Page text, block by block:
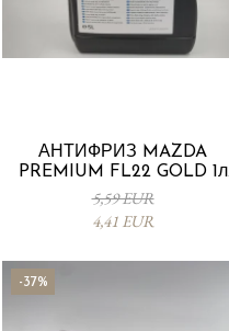
АНТИФРИЗ MAZDA
PREMIUM FL22 GOLD 1л
L247CL005 4X
5,59 EUR
4,41 EUR
-37%